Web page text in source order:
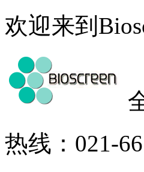
欢迎来到
热线：021-